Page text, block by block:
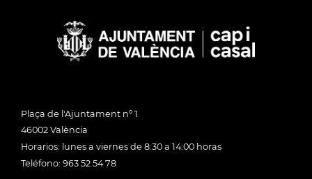
Plaça de l'Ajuntament nº 1
46002 València
Horarios: lunes a viernes de 8:30 a 14:00 horas
Teléfono: 963 52 54 78